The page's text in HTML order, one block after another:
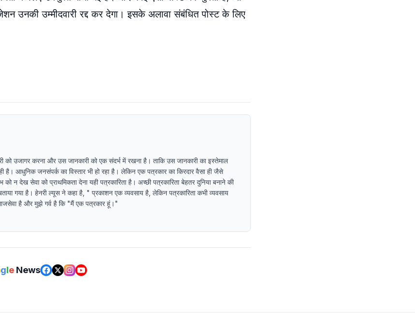
उनकी उम्मीदवारी रद्द कर देगा। इसके अलावा संबंधित पोस्ट के लिए
को उजागर करना और उस जानकारी को एक संदर्भ में रखना है। ताकि उस जानकारी का इस्तेमाल
है। आधुनिक जनसंपर्क का विस्तार भी हो रहा है। लेकिन एक पत्रकार का किरदार वैसा ही जैसे
देख सेवा को प्राथमिकता देना यही पत्रकारिता है। अच्छी पत्रकारिता बेहतर दुनिया बनाने की
गया है। हेनरी ल्यूस ने कहा है, " प्रकाशन एक व्यवसाय है, लेकिन पत्रकारिता कभी व्यवसाय
है और मुझे गर्व है कि "मैं एक पत्रकार हूं।"
gle News